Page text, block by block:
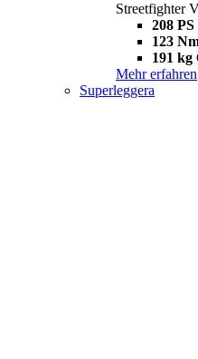
Streetfighter
208 PS
123
191 kg
Mehr erfahren
Superleggera